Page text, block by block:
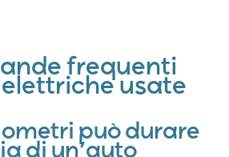
frequenti
usate
può durare
di un’auto